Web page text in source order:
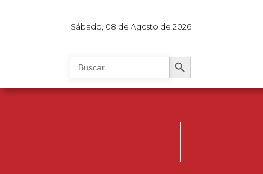
Sábado, 08 de Agosto de 2026
for:
Search Button